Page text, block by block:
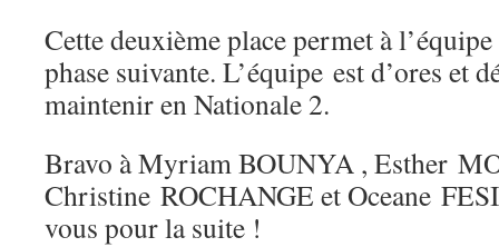
Cette deuxième place permet à
phase suivante. L’équipe est d’ores et
maintenir en Nationale 2.
Bravo à Myriam BOUNYA , Esther
Christine ROCHANGE et Oceane
vous pour la suite !